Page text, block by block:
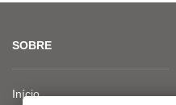
SOBRE
Início